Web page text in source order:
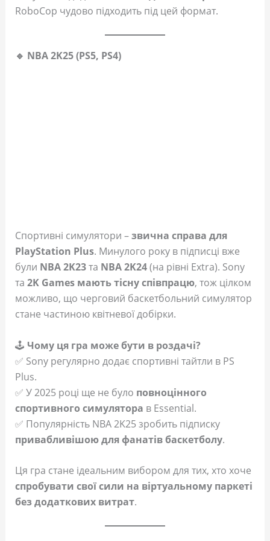
RoboCop чудово підходить під цей формат.
🔹 NBA 2K25 (PS5, PS4)
Спортивні симулятори –звична справа для
PlayStation Plus. Минулого року в підписці вже
були NBA 2K23та NBA 2K24(на рівні Extra). Sony
та 2K Games мають тісну співпрацю, тож цілком
можливо, що черговий баскетбольний симулятор
стане частиною квітневої добірки.
🕹 Чому ця гра може бути в роздачі?
✅ Sony регулярно додає спортивні тайтли в PS
Plus.
✅ У 2025 році ще не було повноцінного
спортивного симулятора в Essential.
✅ Популярність NBA 2K25 зробить підписку
привабливішою для фанатів баскетболу.
Ця гра стане ідеальним вибором для тих, хто хоче
спробувати свої сили на віртуальному паркеті
без додаткових витрат.